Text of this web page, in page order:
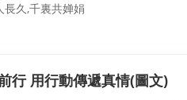
長久,千裏共婵娟
行 用行動傳遞真情(圖文)